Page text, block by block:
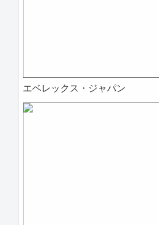
エベレックス・ジャパン